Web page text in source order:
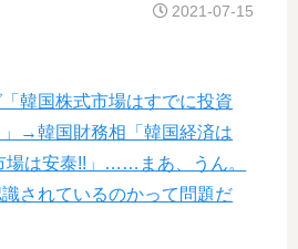
2021-07-15
韓国株式市場はすでに投資
→韓国財務相「韓国経済は
場は安泰!!」……まあ、うん。
されているのかって問題だ